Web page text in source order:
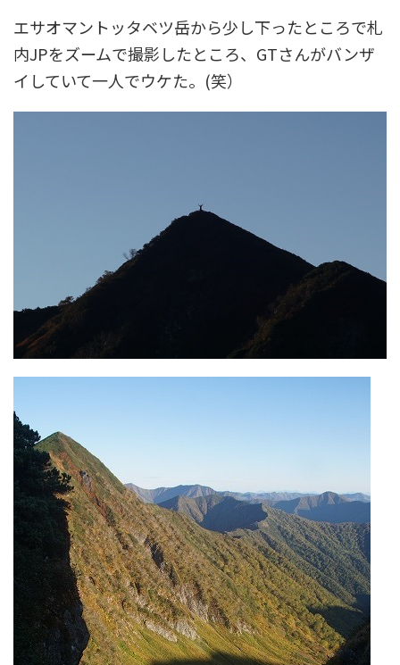
エサオマントッタベツ岳から少し下ったところで札
内JPをズームで撮影したところ、GTさんがバンザ
イしていて一人でウケた。(笑）